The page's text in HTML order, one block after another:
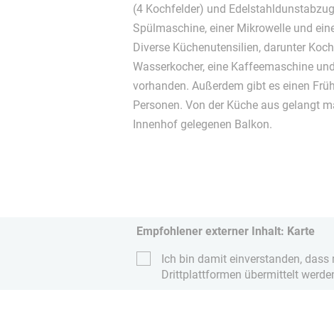
(4 Kochfelder) und
Spülmaschine, einer Mikrowelle und
Diverse Küchenutensilien, darunter
Wasserkocher, eine Kaffeemaschine
vorhanden. Außerdem gibt es einen
Personen. Von der Küche aus gelangt
Innenhof gelegenen Balkon.
Empfohlener externer Inhalt: Karte
Ich bin damit einverstanden,
Drittplattformen übermittelt